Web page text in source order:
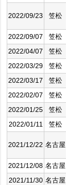
2022/09/23 笠松
2022/09/07 笠松
2022/04/07
笠松
2022/03/29
笠松
2022/03/17
笠松
2022/02/07
笠松
2022/01/25
笠松
2022/01/11
笠松
2021/12/22 名古屋
2021/12/08 名古屋
2021/11/30 名古屋